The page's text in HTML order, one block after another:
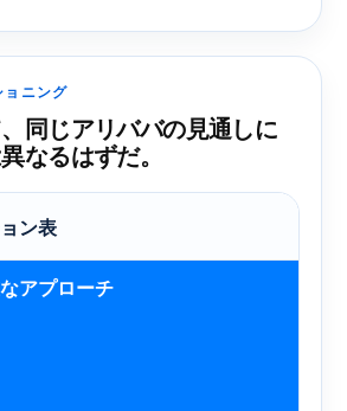
ニング
同じアリババの見通しに
なるはずだ。
ン表
アプローチ